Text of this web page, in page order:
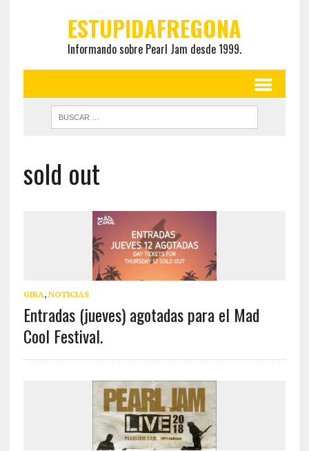
ESTUPIDAFREGONA
Informando sobre Pearl Jam desde 1999.
sold out
GIRA, NOTICIAS
Entradas (jueves) agotadas para el Mad
Cool Festival.